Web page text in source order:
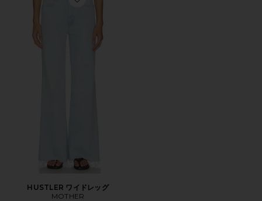
Favorite HUSTLER ワイドレッグ
HUSTLER ワイドレッグ
MOTHER